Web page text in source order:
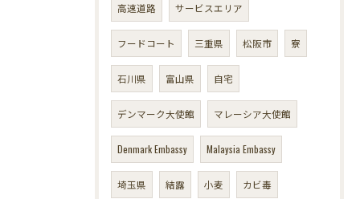
高速道路 サービスエリア
フードコート 三重県 松阪市 寮
石川県 富山県 自宅
デンマーク大使館 マレーシア大使館
Denmark Embassy Malaysia Embassy
埼玉県 結露 小麦 カビ毒